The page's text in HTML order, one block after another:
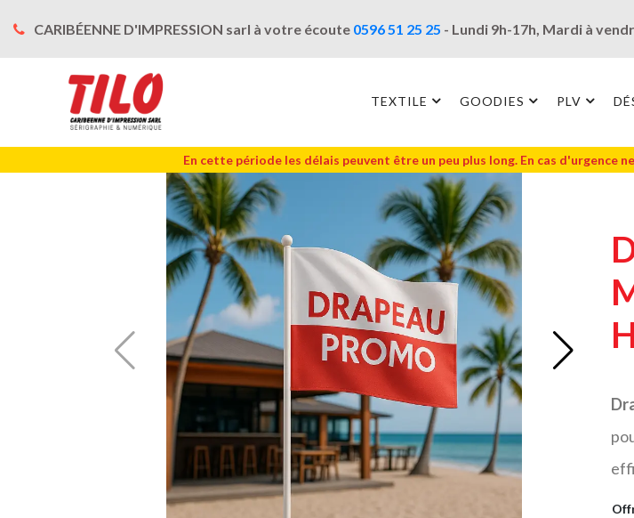
CARIBÉENNE D'IMPRESSION sarl à votre écoute 0596 51 25 25 - Lundi 9h-17h, Mardi à
TEXTILE GOODIES PLV
En cette période les délais peuvent être un peu plus long. En cas d'urgence